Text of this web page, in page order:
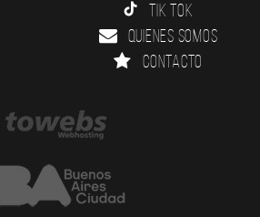
Tik Tok
Quienes somos
Contacto